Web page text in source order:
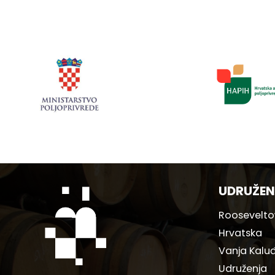
Hrvatska
Vanja
Udruženja